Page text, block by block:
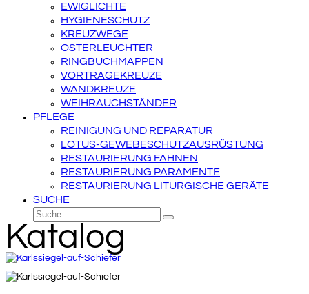
EWIGLICHTE
HYGIENESCHUTZ
KREUZWEGE
OSTERLEUCHTER
RINGBUCHMAPPEN
VORTRAGEKREUZE
WANDKREUZE
WEIHRAUCHSTÄNDER
PFLEGE
REINIGUNG UND REPARATUR
LOTUS-GEWEBESCHUTZAUSRÜSTUNG
RESTAURIERUNG FAHNEN
RESTAURIERUNG PARAMENTE
RESTAURIERUNG LITURGISCHE GERÄTE
SUCHE
Suche
Senden
Katalog